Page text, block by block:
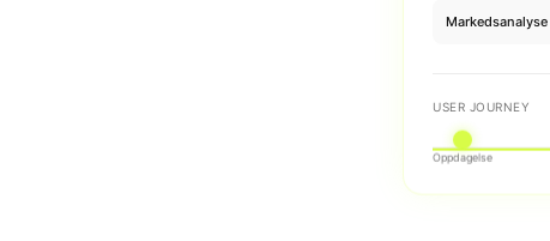
Markedsanalyse
USER JOURNEY
Oppdagelse